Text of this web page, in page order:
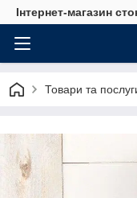
Інтернет-магазин
Товари та